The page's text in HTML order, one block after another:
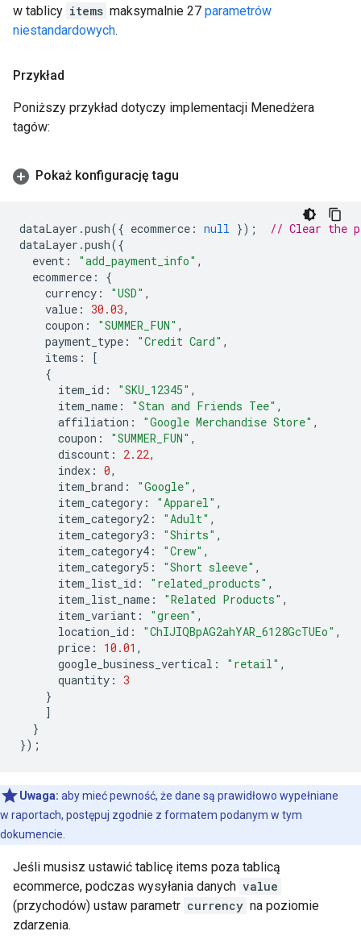
w tablicy items maksymalnie 27 parametrów
niestandardowych.
Przykład
Poniższy przykład dotyczy implementacji Menedżera
tagów:
Pokaż konfigurację tagu
dataLayer .push({ ecommerce : null });
// Clear the
dataLayer .push({
event : "add_payment_info" ,
ecommerce :
{
currency : "USD" ,
value : 30.03,
coupon : "SUMMER_FUN" ,
payment_type : "Credit Card" ,
items :
[
{
item_id : "SKU_12345" ,
item_name : "Stan and Friends Tee" ,
affiliation : "Google Merchandise Store" ,
coupon : "SUMMER_FUN" ,
discount : 2.22,
index : 0,
item_brand : "Google" ,
item_category : "Apparel" ,
item_category2 : "Adult" ,
item_category3 : "Shirts" ,
item_category4 : "Crew" ,
item_category5 : "Short sleeve" ,
item_list_id : "related_products" ,
item_list_name : "Related Products" ,
item_variant : "green" ,
location_id : "ChIJIQBpAG2ahYAR_6128GcTUEo" ,
price : 10.01 ,
google_business_vertical : "retail" ,
quantity : 3
}
]
}
});
Uwaga: aby mieć pewność, że dane są prawidłowo wypełniane
w raportach, postępuj zgodnie z formatem podanym w tym
dokumencie.
Jeśli musisz ustawić tablicę items poza tablicą
ecommerce, podczas wysyłania danych value
(przychodów) ustaw parametr currency na poziomie
zdarzenia.